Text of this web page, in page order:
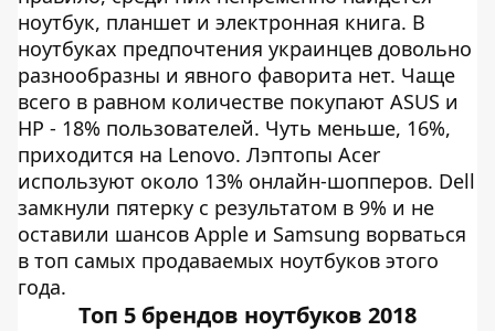
ноутбук, планшет и электронная книга. В
ноутбуках предпочтения украинцев довольно
разнообразны и явного фаворита нет. Чаще
всего в равном количестве покупают ASUS и
HP - 18% пользователей. Чуть меньше, 16%,
приходится на Lenovo. Лэптопы Acer
используют около 13% онлайн-шопперов. Dell
замкнули пятерку с результатом в 9% и не
оставили шансов Apple и Samsung ворваться
в топ самых продаваемых ноутбуков этого
года.
Топ 5 брендов ноутбуков 2018